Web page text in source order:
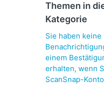
Themen in
Kategorie
Sie haben keine
einem
erhalten, wenn
ScanSnap-